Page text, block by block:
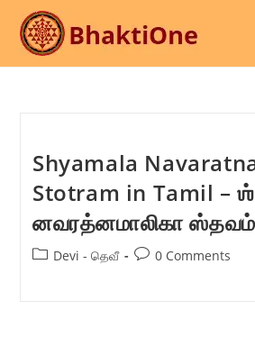
content
Shyamala
Stotram in Tamil –
னவரத்னமாலிகா ஸ்தவம்
PostDevi - தெவீ
Post0 Comments